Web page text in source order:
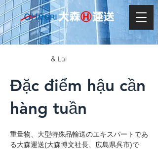
& Lùi
Đặc điểm hậu cần
hàng tuần
重量物、大型特殊品輸送のエキスパートであ
る大森運送(大森博文社長、広島県呉市)で